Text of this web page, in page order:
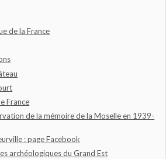
de la France
France
de la mémoire de la Moselle en 1939-
: page Facebook
archéologiques du Grand Est